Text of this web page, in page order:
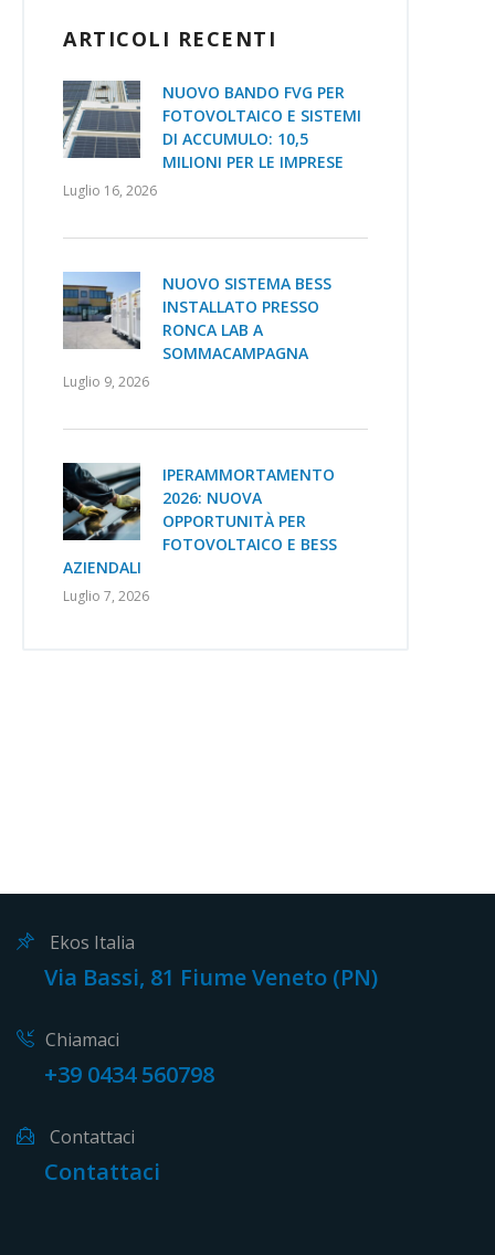
ARTICOLI RECENTI
NUOVO BANDO FVG PER
FOTOVOLTAICO E SISTEMI
DI ACCUMULO: 10,5
MILIONI PER LE IMPRESE
Luglio 16, 2026
NUOVO SISTEMA BESS
INSTALLATO PRESSO
RONCA LAB A
SOMMACAMPAGNA
Luglio 9, 2026
IPERAMMORTAMENTO
2026: NUOVA
OPPORTUNITÀ PER
FOTOVOLTAICO E BESS
AZIENDALI
Luglio 7, 2026
Ekos Italia
Via Bassi, 81 Fiume Veneto (PN)
Chiamaci
+39 0434 560798
Contattaci
Contattaci